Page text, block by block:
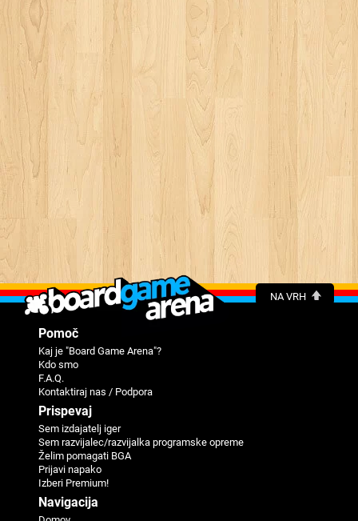
NA VRH
Pomoč
Kaj je "Board Game Arena"?
Kdo smo
F.A.Q.
Kontaktiraj nas / Podpora
Prispevaj
Sem izdajatelj iger
Sem razvijalec/razvijalka programske opreme
Želim pomagati BGA
Prijavi napako
Izberi Premium!
Navigacija